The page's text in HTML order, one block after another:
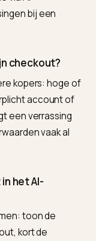
die je makkelijk
lees je in
op.
checkout-
voor de
is Nivk.com